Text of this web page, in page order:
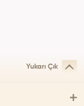
Yukarı Çık